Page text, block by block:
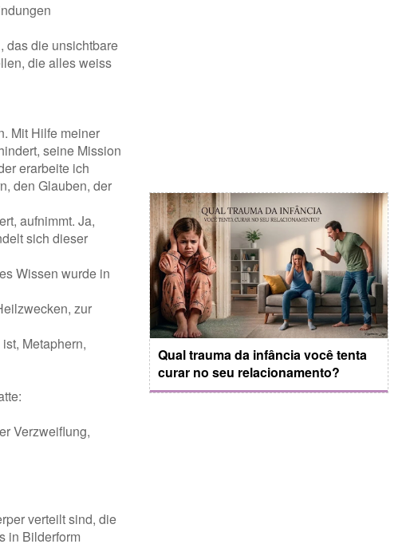
das die unsichtbare
die alles weiss
Mit Hilfe meiner
seine Mission
erarbeite ich
den Glauben, der
aufnimmt. Ja,
sich dieser
Wissen wurde in
zur
Metaphern,
Verzweiflung,
verteilt sind, die
in Bilderform
Qual trauma da infância você tenta
curar no seu relacionamento?